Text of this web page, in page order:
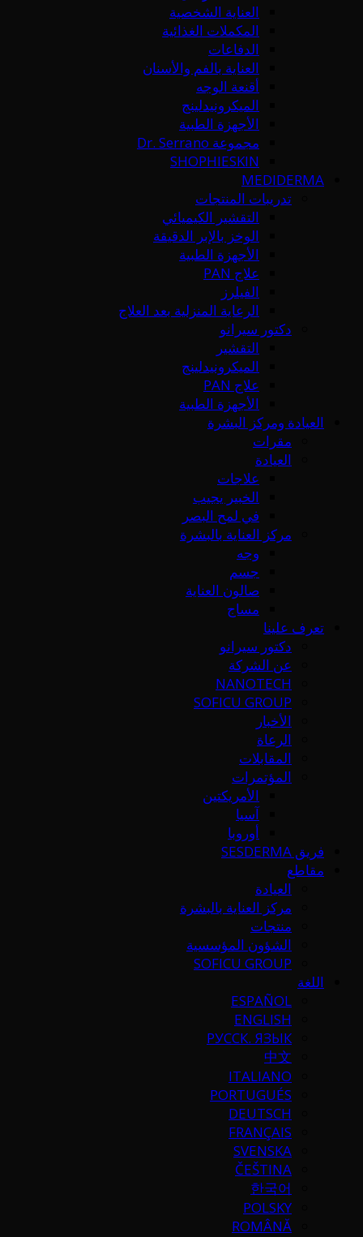
العناية الشخصية
المكملات الغذائية
الدفاعات
العناية بالفم والأسنان
أقنعة الوجه
الميكرونيدلينج
الأجهزة الطبية
مجموعة Dr. Serrano
SHOPHIESKIN
MEDIDERMA
تدريبات المنتجات
التقشير الكيميائي
الوخز بالإبر الدقيقة
الأجهزة الطبية
علاج PAN
الفيلرز
الرعاية المنزلية بعد العلاج
دكتور سيرانو
التقشير
الميكرونيدلينج
علاج PAN
الأجهزة الطبية
العيادة ومركز البشرة
مقرات
العيادة
علاجات
الخبير يجيب
في لمح البصر
مركز العناية بالبشرة
وجه
جسم
صالون العناية
مساج
تعرف علينا
دكتور سيرانو
عن الشركة
NANOTECH
SOFICU GROUP
الأخبار
الرعاة
المقابلات
المؤتمرات
الأمريكتين
آسيا
أوروبا
فريق SESDERMA
مقاطع
العيادة
مركز العناية بالبشرة
منتجات
الشؤون المؤسسية
SOFICU GROUP
اللغة
ESPAÑOL
ENGLISH
РУССК. ЯЗЫК
中文
ITALIANO
PORTUGUÉS
DEUTSCH
FRANÇAIS
SVENSKA
ČEŠTINA
한국어
POLSKY
ROMÂNĂ